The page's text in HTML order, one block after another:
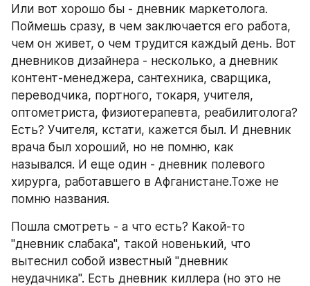
Или вот хорошо бы - дневник маркетолога.
Поймешь сразу, в чем заключается его работа,
чем он живет, о чем трудится каждый день. Вот
дневников дизайнера - несколько, а дневник
контент-менеджера, сантехника, сварщика,
переводчика, портного, токаря, учителя,
оптометриста, физиотерапевта, реабилитолога?
Есть? Учителя, кстати, кажется был. И дневник
врача был хороший, но не помню, как
назывался. И еще один - дневник полевого
хирурга, работавшего в Афганистане.Тоже не
помню названия.
Пошла смотреть - а что есть? Какой-то
"дневник слабака", такой новенький, что
вытеснил собой известный "дневник
неудачника". Есть дневник киллера (но это не